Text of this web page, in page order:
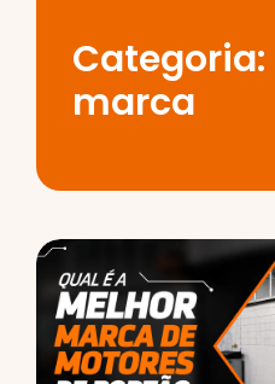
Categoria:
marca